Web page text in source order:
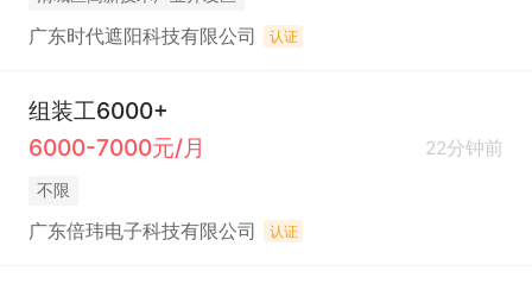
广东时代遮阳科技有限公司 认证
组装工6000+
6000-7000元/月
22分钟前
不限
广东倍玮电子科技有限公司 认证